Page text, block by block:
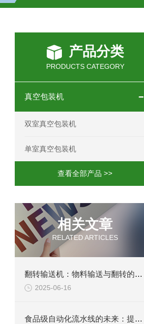
产品分类
PRODUCTS CATEGORY
真空包装机
双室真空包装机
单室真空包装机
查看全部产品 >>
相关文章
RELATED ARTICLES
翻转输送机：物料输送与翻转的智能“巧手”
2025-06-16
食品级自动化流水线的未来：提升效率与安全的关键技术